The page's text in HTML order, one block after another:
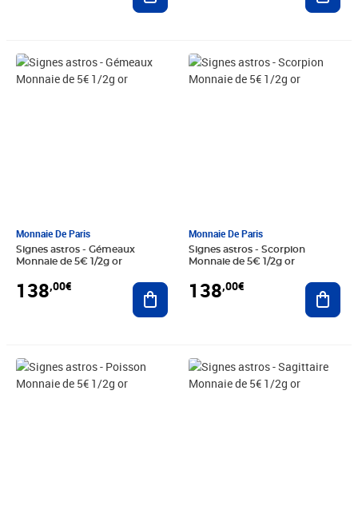
Monnaie De Paris
Signes astros - Gémeaux
Monnaie de 5€ 1/2g or
138,00€
Prix 138,00€
Ajouter au panier
Monnaie De Paris
Signes astros - Scorpion
Monnaie de 5€ 1/2g or
138,00€
Prix 138,00€
Prix 138,00€ Prix 138,00€